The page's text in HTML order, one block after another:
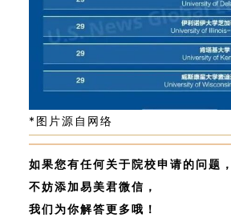
*图片源自网络
如果您有任何关于院校申请的问题，
不妨添加易美君微信，
我们为你解答更多哦！